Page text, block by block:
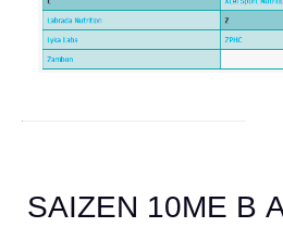
SAIZEN 10ME В